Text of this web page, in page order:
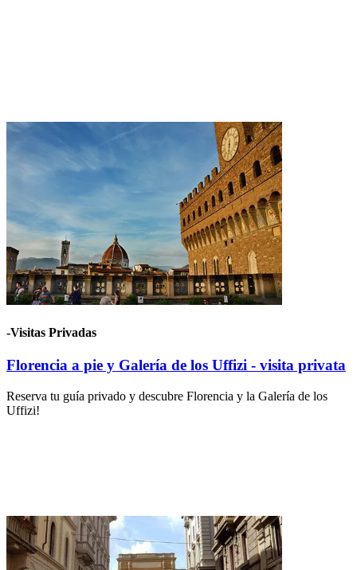
-Visitas Privadas
Florencia a pie y Galería de los Uffizi - visita privata
Reserva tu guía privado y descubre Florencia y la Galería de los
Uffizi!